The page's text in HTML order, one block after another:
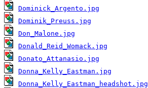
Dominick_Argento.jpg
Dominik_Preuss.jpg
Don_Malone.jpg
Donald_Reid_Womack.jpg
Donato_Attanasio.jpg
Donna_Kelly_Eastman.jpg
Donna_Kelly_Eastman_headshot.jpg